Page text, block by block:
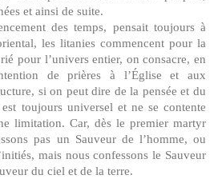
et ainsi de suite.
des temps, pensait toujours à
les litanies commencent pour la
pour l’univers entier, on consacre, en
de prières à l’Église et aux
si on peut dire de la pensée et du
toujours universel et ne se contente
limitation. Car, dès le premier martyr
pas un Sauveur de l’homme, ou
mais nous confessons le Sauveur
du ciel et de la terre.